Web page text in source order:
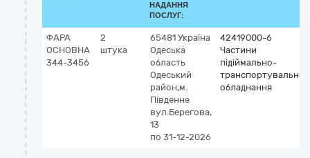
НАДАННЯ
ПОСЛУГ:
ФАРА
ОСНОВНА
344-3456
2
штука
65481 Україна
Одеська
область
Одеський
район,м.
Південне
вул.Берегова,
13
по 31-12-2026
42419000-6
Частини
підіймально-
обладнання